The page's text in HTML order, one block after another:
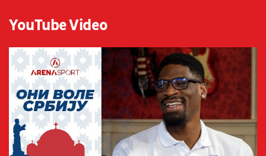
YouTube Video